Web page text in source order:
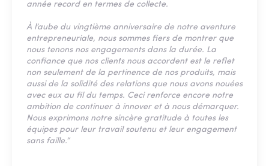
année record en termes de collecte.
À l’aube du vingtième anniversaire de notre aventure
entrepreneuriale, nous sommes fiers de montrer que
nous tenons nos engagements dans la durée. La
confiance que nos clients nous accordent est le reflet
non seulement de la pertinence de nos produits, mais
aussi de la solidité des relations que nous avons nouées
avec eux au fil du temps. Ceci renforce encore notre
ambition de continuer à innover et à nous démarquer.
Nous exprimons notre sincère gratitude à toutes les
équipes pour leur travail soutenu et leur engagement
sans faille.”